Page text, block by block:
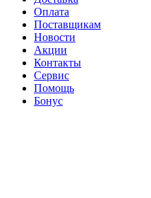
Оплата
Поставщикам
Новости
Акции
Контакты
Сервис
Помощь
Бонус